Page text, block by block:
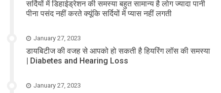
सर्दियों में डिहाईड्रेशन की समस्या बहुत सामान्य है लोग ज्यादा पानी
पीना पसंद नहीं करते क्यूंकि सर्दियों में प्यास नहीं लगती
January 27, 2023
डायबिटीज की वजह से आपको हो सकती है हियरिंग लॉस की समस्या
| Diabetes and Hearing Loss
January 27, 2023